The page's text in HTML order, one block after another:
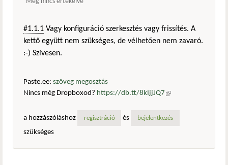
#1.1.1 Vagy konfiguráció szerkesztés vagy frissítés. A
kettő együtt nem szükséges, de vélhetően nem zavaró.
:-) Szívesen.
Paste.ee: szöveg megosztás
Nincs még Dropboxod? https://db.tt/8kIjjJQ7 (külső
a hozzászóláshoz
regisztráció és bejelentkezés
szükséges